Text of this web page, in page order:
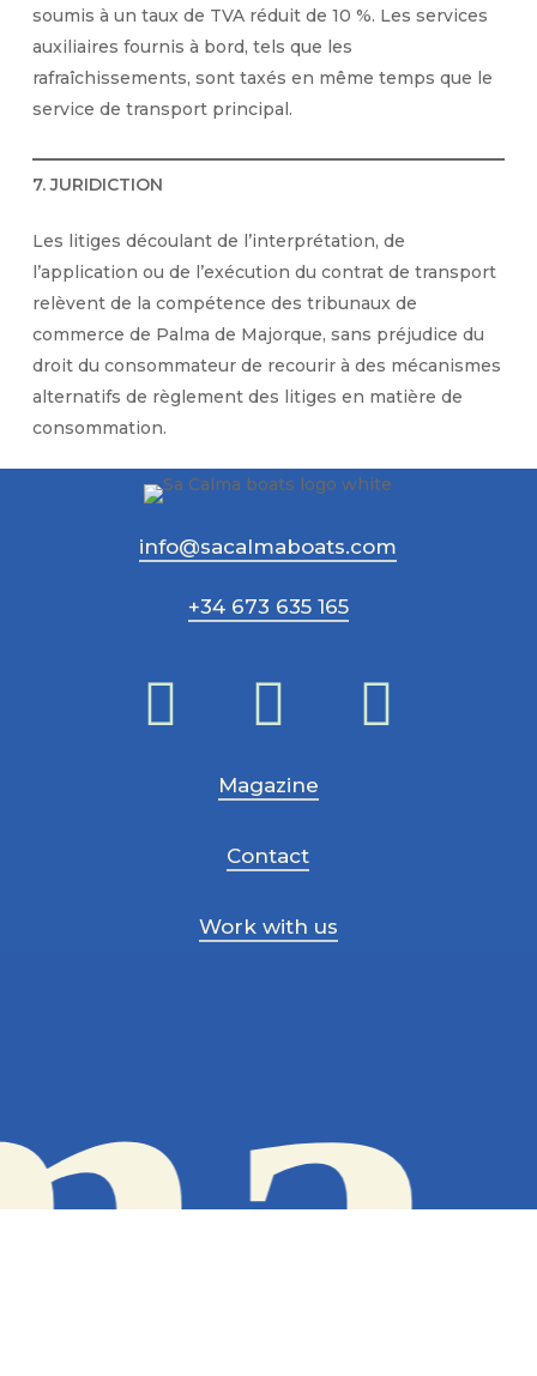
soumis à un taux de TVA réduit de 10 %. Les services
auxiliaires fournis à bord, tels que les
rafraîchissements, sont taxés en même temps que le
service de transport principal.
7. JURIDICTION
Les litiges découlant de l’interprétation, de
l’application ou de l’exécution du contrat de transport
relèvent de la compétence des tribunaux de
commerce de Palma de Majorque, sans préjudice du
droit du consommateur de recourir à des mécanismes
alternatifs de règlement des litiges en matière de
consommation.
info@sacalmaboats.com
+34 673 635 165
Magazine
Contact
Work with us